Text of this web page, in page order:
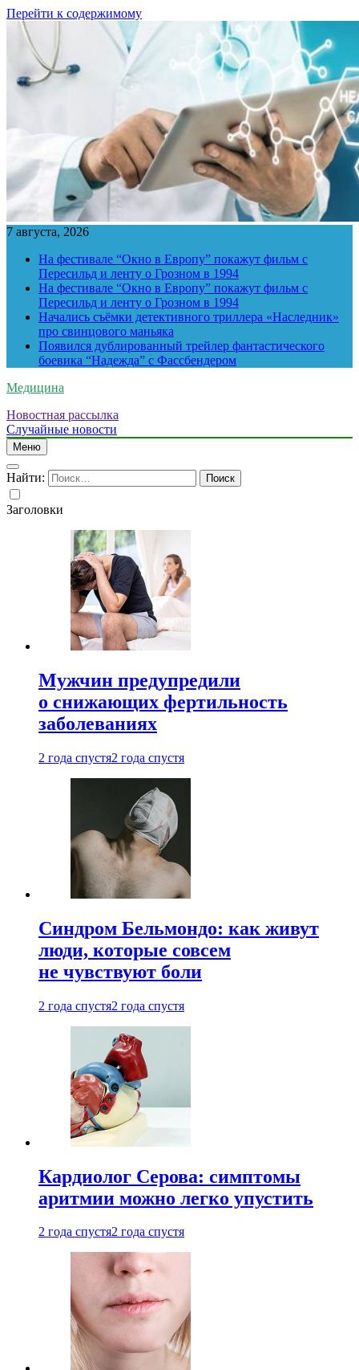
Перейти к содержимому
7 августа, 2026
На фестивале “Окно в Европу” покажут фильм с
Пересильд и ленту о Грозном в 1994
На фестивале “Окно в Европу” покажут фильм с
Пересильд и ленту о Грозном в 1994
Начались съёмки детективного триллера «Наследник»
про свинцового маньяка
Появился дублированный трейлер фантастического
боевика “Надежда” с Фассбендером
Медицина
Новостная рассылка
Случайные новости
Меню
Найти:
Заголовки
Мужчин предупредили
о снижающих фертильность
заболеваниях
2 года спустя2 года спустя
Синдром Бельмондо: как живут
люди, которые совсем
не чувствуют боли
2 года спустя2 года спустя
Кардиолог Серова: симптомы
аритмии можно легко упустить
2 года спустя2 года спустя